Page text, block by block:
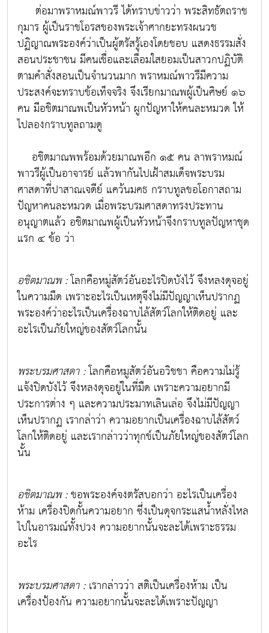
ต่อมาพราหมณ์พาวรี ได้ทราบข่าวว่า พระสิทธัตถราช
กุมาร ผู้เป็นราชโอรสของพระเจ้าศากยะทรงผนวช
ปฏิญาณพระองค์ว่าเป็นผู้ตรัสรู้เองโดยชอบ แสดงธรรมสั่ง
สอนประชาชน มีคนเชื่อและเลื่อมใสยอมเป็นสาวกปฏิบัติ
ตามคำสั่งสอนเป็นจำนวนมาก พราหมณ์พาวรีมีความ
ประสงค์จะทราบข้อเท็จจริง จึงเรียกมาณพผู้เป็นศิษย์ ๑๖
คน มีอชิตมาณพเป็นหัวหน้า ผูกปัญหาให้คนละหมวด ให้
ไปลองกราบทูลถามดู
อชิตมาณพพร้อมด้วยมาณพอีก ๑๕ คน ลาพราหมณ์
พาวรีผู้เป็นอาจารย์ แล้วพากันไปเฝ้าสมเด็จพระบรม
ศาสดาที่ปาสาณเจดีย์ แคว้นมคธ กราบทูลขอโอกาสถาม
ปัญหาคนละหมวด เมื่อพระบรมศาสดาทรงประทาน
อนุญาตแล้ว อชิตมาณพผู้เป็นหัวหน้าจึงกราบทูลปัญหาชุด
แรก ๔ ข้อ ว่า
อชิตมาณพ :โลกคือหมู่สัตว์อันอะไรปิดบังไว้ จึงหลงดุจอยู่
ในความมืด เพราะอะไรเป็นเหตุจึงไม่มีปัญญาเห็นปรากฏ
พระองค์ว่าอะไรเป็นเครื่องฉาบไล้สัตว์โลกให้ติดอยู่ และ
อะไรเป็นภัยใหญ่ของสัตว์โลกนั้น
พระบรมศาสดา :โลกคือหมูสัตว์อันอวิชชา คือความไม่รู้
แจ้งปิดบังไว้ จึงหลงดุจอยู่ในที่มืด เพราะความอยากมี
ประการต่าง ๆ และความประมาทเลินเล่อ จึงไม่มีปัญญา
เห็นปรากฏ เรากล่าว่า ความอยากเป็นเครื่องฉาบไล้สัตว์
โลกให้ติดอยู่ และเรากล่าวว่าทุกข์เป็นภัยใหญ่ของสัตว์โลก
นั้น
อชิตมาณพ :ขอพระองค์จงตรัสบอกว่า อะไรเป็นเครื่อง
ห้าม เครื่องปิดกั้นความอยาก ซึ่งเป็นดุจกระแสน้ำหลั่งไหล
ไปในอารมณ์ทั้งปวง ความอยากนั้นจะละได้เพราะธรรม
อะไร
พระบรมศาสดา :เรากล่าวว่า สติเป็นเครื่องห้าม เป็น
เครื่องป้องกัน ความอยากนั้นจะละได้เพราะปัญญา